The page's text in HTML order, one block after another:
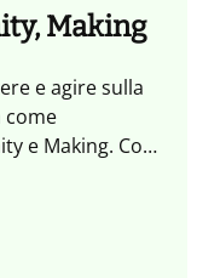
Making
e agire sulla
come
e Making. Con
del